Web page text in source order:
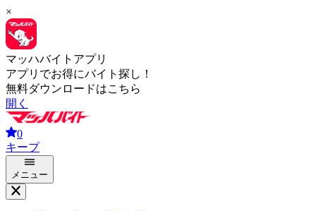
×
マッハバイトアプリ
アプリでお得にバイト探し！
無料ダウンロードはこちら
開く
0
キープ
メニュー